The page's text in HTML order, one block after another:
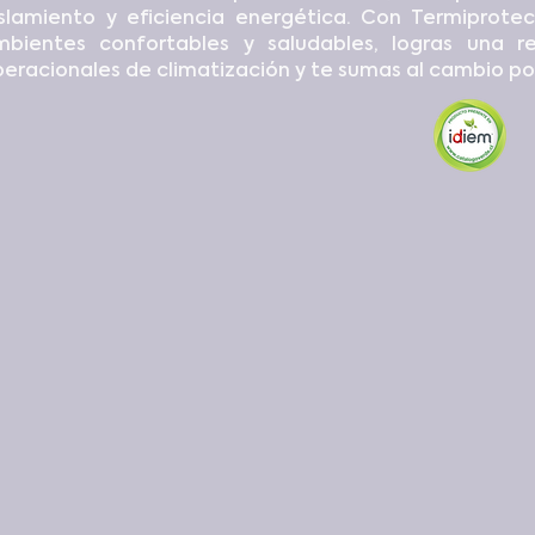
y eficiencia energética. Con
confortables y saludables, logras una
de climatización y te sumas al cambio